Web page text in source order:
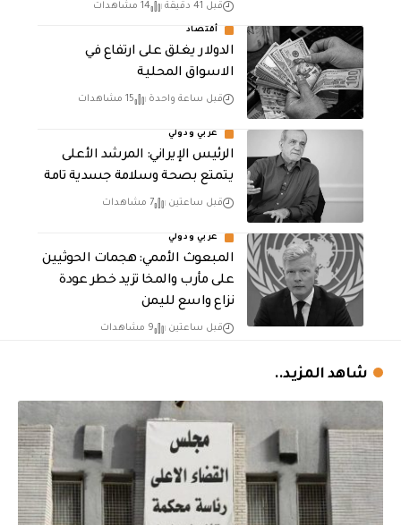
قبل 41 دقيقة 14 مشاهدات
أقتصاد
الدولار يغلق على ارتفاع في
الاسواق المحلية
قبل ساعة واحدة 15 مشاهدات
عربي ودولي
الرئيس الإيراني: المرشد الأعلى
يتمتع بصحة وسلامة جسدية تامة
قبل ساعتين 7 مشاهدات
عربي ودولي
المبعوث الأممي: هجمات الحوثيين
على مأرب والمخا تزيد خطر عودة
نزاع واسع لليمن
قبل ساعتين 9 مشاهدات
شاهد المزيد..